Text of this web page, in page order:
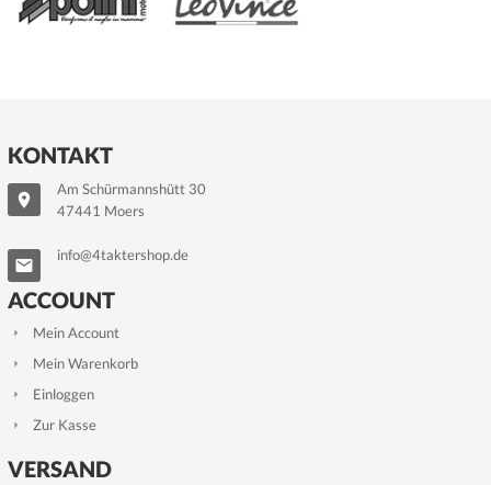
KONTAKT
Am Schürmannshütt 30
47441 Moers
info@4taktershop.de
ACCOUNT
Mein Account
Mein Warenkorb
Einloggen
Zur Kasse
VERSAND